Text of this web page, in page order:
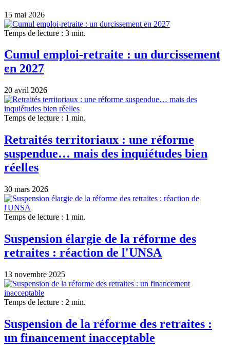
15 mai 2026
Temps de lecture : 3 min.
Cumul emploi-retraite : un durcissement
en 2027
20 avril 2026
Temps de lecture : 1 min.
Retraités territoriaux : une réforme
suspendue… mais des inquiétudes bien
réelles
30 mars 2026
Temps de lecture : 1 min.
Suspension élargie de la réforme des
retraites : réaction de l'UNSA
13 novembre 2025
Temps de lecture : 2 min.
Suspension de la réforme des retraites :
un financement inacceptable